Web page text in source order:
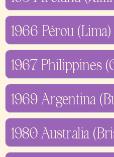
1966 Pérou (Lima)
1967 Philippines
1969 Argentina
1980 Australia